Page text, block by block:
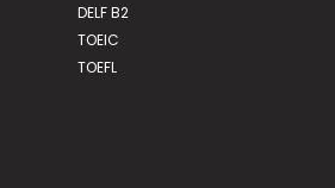
DELF B2
TOEIC
TOEFL